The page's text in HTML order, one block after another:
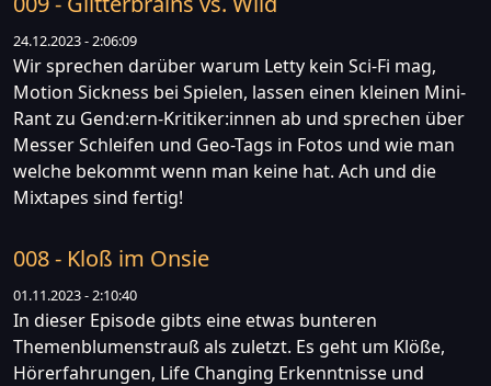
24.12.2023 - 2:06:09
Wir sprechen darüber warum Letty kein Sci-Fi mag,
Motion Sickness bei Spielen, lassen einen kleinen Mini-
Rant zu Gend:ern-Kritiker:innen ab und sprechen über
Messer Schleifen und Geo-Tags in Fotos und wie man
welche bekommt wenn man keine hat. Ach und die
Mixtapes sind fertig!
008 - Kloß im Onsie
01.11.2023 - 2:10:40
In dieser Episode gibts eine etwas bunteren
Themenblumenstrauß als zuletzt. Es geht um Klöße,
Hörerfahrungen, Life Changing Erkenntnisse und